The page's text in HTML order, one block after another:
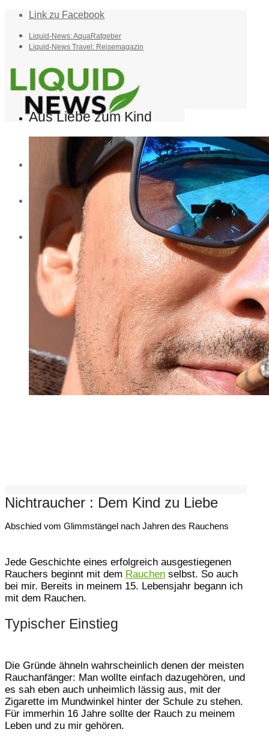
Link zu Facebook
Liquid-News: AquaRatgeber
Liquid-News Travel: Reisemagazin
Menü Menü
Aus Liebe zum Kind
Nichtraucher : Dem Kind zu Liebe
Abschied vom Glimmstängel nach Jahren des Rauchens
Jede Geschichte eines erfolgreich ausgestiegenen
Rauchers beginnt mit dem Rauchen selbst. So auch
bei mir. Bereits in meinem 15. Lebensjahr begann ich
mit dem Rauchen.
Typischer Einstieg
Die Gründe ähneln wahrscheinlich denen der meisten
Rauchanfänger: Man wollte einfach dazugehören, und
es sah eben auch unheimlich lässig aus, mit der
Zigarette im Mundwinkel hinter der Schule zu stehen.
Für immerhin 16 Jahre sollte der Rauch zu meinem
Leben und zu mir gehören.